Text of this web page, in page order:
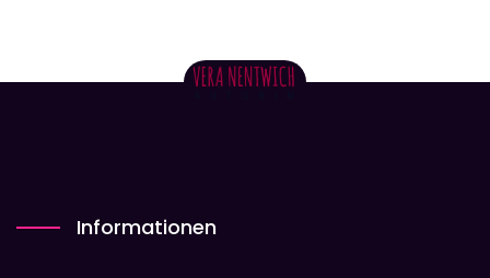
Informationen